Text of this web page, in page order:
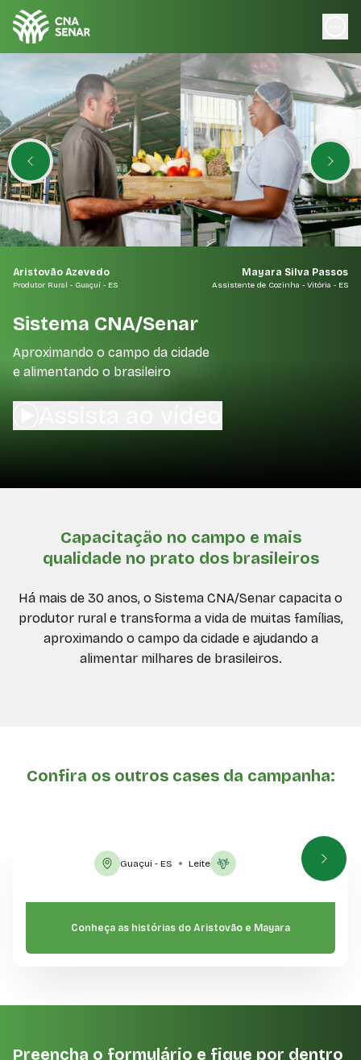
Senar - Aproximando o campo da cidade e alimentando
Aristovão Azevedo
Produtor Rural - Guaçuí - ES
Mayara Silva Passos
Assistente de Cozinha - Vitória - ES
Sistema CNA/Senar
Aproximando o campo da cidade
e alimentando o brasileiro
Capacitação no campo e mais
qualidade no prato dos brasileiros
Há mais de 30 anos, o Sistema CNA/Senar capacita o
produtor rural e transforma a vida de muitas famílias,
aproximando o campo da cidade e ajudando a
alimentar milhares de brasileiros.
Confira os outros cases da campanha:
Guaçui - ES Leite
Conheça as histórias do Aristovão e Mayara
Preencha o formulário e fique por dentro